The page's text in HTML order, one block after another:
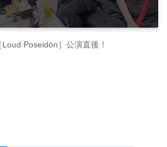
Poseidōn］公演直後！